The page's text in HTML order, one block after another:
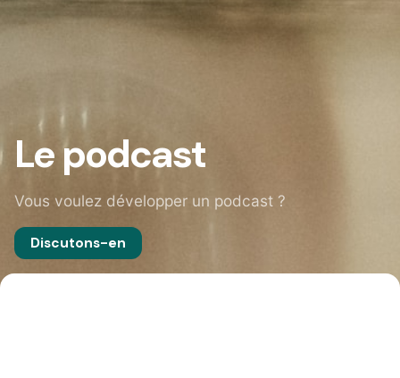
Le podcast
Vous voulez développer un podcast ?
Discutons-en